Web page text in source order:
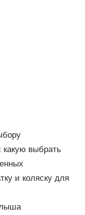
какую выбрать
и коляску для